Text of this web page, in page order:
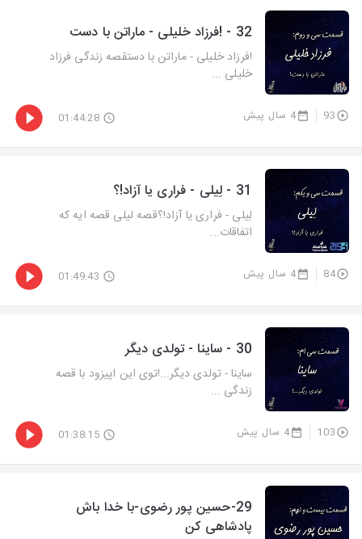
32 - !فرزاد خلیلی - ماراتن با دست
!فرزاد خلیلی - ماراتن با دستقصه زندگی فرزاد
خلیلی ...
93 4 سال پیش 01:44:28
31 - لِیلی - فراری یا آزاد!؟
لِیلی - فراری یا آزاد!؟قصه لیلی قصه ایه که
اتفاقات...
84 4 سال پیش 01:49:43
30 - ساینا - تولدی دیگر
ساینا - تولدی دیگر...!توی این اپیزود با قصه
زندگی ...
103 4 سال پیش 01:38:15
29-حسین پور رضوی-با خدا باش
پادشاهی کن